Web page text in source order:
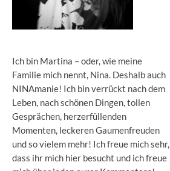
Ich bin Martina – oder, wie meine
Familie mich nennt, Nina. Deshalb auch
NINAmanie! Ich bin verrückt nach dem
Leben, nach schönen Dingen, tollen
Gesprächen, herzerfüllenden
Momenten, leckeren Gaumenfreuden
und so vielem mehr! Ich freue mich sehr,
dass ihr mich hier besucht und ich freue